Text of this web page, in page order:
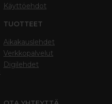
Käyttöehdot
TUOTTEET
Aikakauslehdet
Verkkopalvelut
Digilehdet